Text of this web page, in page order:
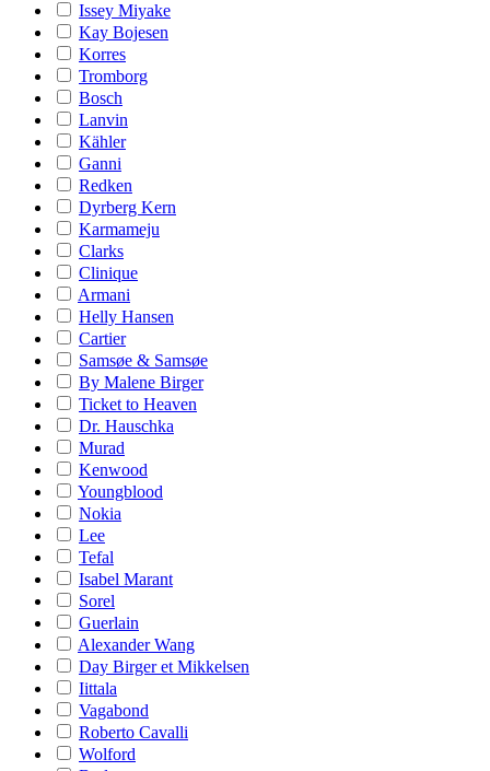
Issey Miyake
Kay Bojesen
Korres
Tromborg
Bosch
Lanvin
Kähler
Ganni
Redken
Dyrberg Kern
Karmameju
Clarks
Clinique
Armani
Helly Hansen
Cartier
Samsøe & Samsøe
By Malene Birger
Ticket to Heaven
Dr. Hauschka
Murad
Kenwood
Youngblood
Nokia
Lee
Tefal
Isabel Marant
Sorel
Guerlain
Alexander Wang
Day Birger et Mikkelsen
Iittala
Vagabond
Roberto Cavalli
Wolford